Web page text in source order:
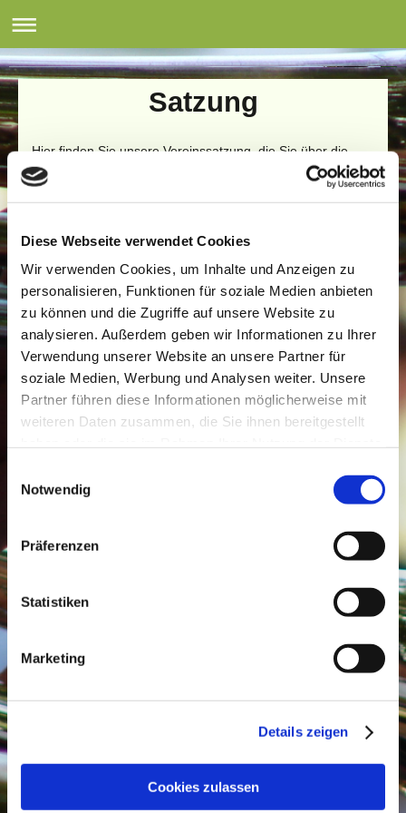
Diese Webseite verwendet Cookies
Wir verwenden Cookies, um Inhalte und Anzeigen zu
personalisieren, Funktionen für soziale Medien anbieten
zu können und die Zugriffe auf unsere Website zu
analysieren. Außerdem geben wir Informationen zu Ihrer
Verwendung unserer Website an unsere Partner für
soziale Medien, Werbung und Analysen weiter. Unsere
Partner führen diese Informationen möglicherweise mit
weiteren Daten zusammen, die Sie ihnen bereitgestellt
Notwendig
Präferenzen
Statistiken
Marketing
Details zeigen
Cookies zulassen
Musikverein Kißlegg
Satzung
Hier finden Sie unsere Vereinssatzung, die Sie über die
Leitlinien und Ziele unseres Musikvereines informiert.
Satzung Musikverein Kißlegg
Satzung_2019.pdf
INSTA&FACEBOOK
Aktuelles